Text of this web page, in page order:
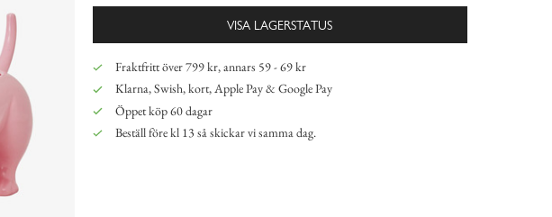
VISA LAGERSTATUS
Fraktfritt över 799 kr, annars 59 - 69 kr
Klarna, Swish, kort, Apple Pay & Google Pay
Öppet köp 60 dagar
Beställ före kl 13 så skickar vi samma dag.